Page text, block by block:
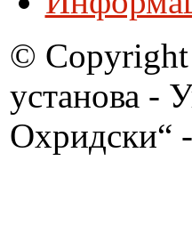
© Copyright
установа -
Охридски“